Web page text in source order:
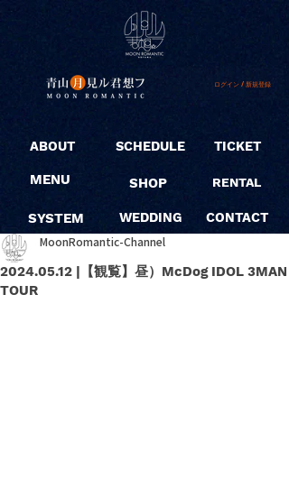
ログイン / 新規登録
ABOUT
MENU
SYSTEM
SCHEDULE
SHOP
WEDDING
TICKET
RENTAL
CONTACT
2024.05.12 |【観覧】昼）McDog IDOL 3MAN
TOUR
MoonRomantic-Channel